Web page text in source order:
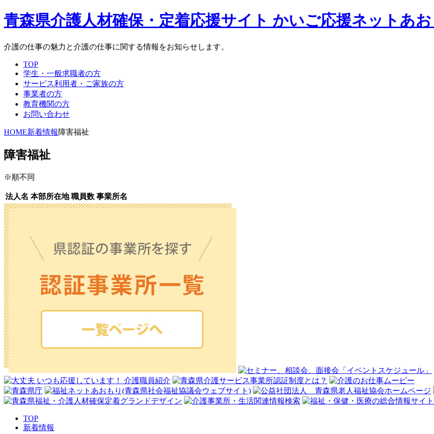
青森県介護人材確保・定着応援サイト かいご応援ネットあ
介護の仕事の魅力と介護の仕事に関する情報をお知らせします。
TOP
学生・一般求職者の方
サービス利用者・ご家族の方
事業者の方
教育機関の方
お問い合わせ
HOME新着情報障害福祉
障害福祉
※順不同
法人名 本部所在地 職員数 事業所名
TOP
新着情報